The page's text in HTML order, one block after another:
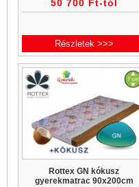
matrac vásárlás a Matrac
50 700 Ft-tól
Részletek >>>
Rottex GN kókusz
gyerekmatrac 90x200cm